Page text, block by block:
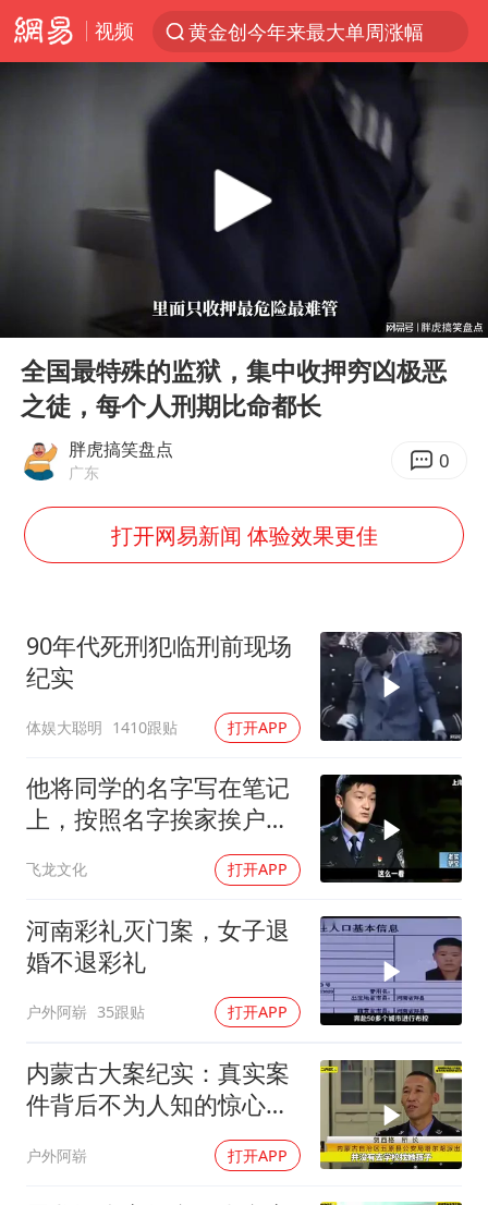
视频
黄金创今年来最大单周涨幅
解锁各地夏日限定体验
台风白海豚闭眼意味着什么
峰哥实名举报汪海林偷税漏税
浙江温州发布台风橙色预警信号
金饰克价一夜涨回1300元
名创优品一次性内裤 颜面尽失
白海豚将正面袭击贯穿浙江
牛津大学一纸声明甩不了锅
包文婧：二胎很难一碗水端平
女主硬加吻戏短剧已下架
浙江台州《告全体市民书》
《给阿嬷的情书》售后来了
人民的健康、体质、幸福一脉相承
Play
全国最特殊的监狱，集中收押穷凶极恶
之徒，每个人刑期比命都长
胖虎搞笑盘点
广东 0
打开网易新闻 体验效果更佳
90年代死刑犯临刑前现场
纪实
体娱大聪明 1410跟贴 打开APP
他将同学的名字写在笔记
上，按照名字挨家挨户去
飞龙文化 打开APP
河南彩礼灭门案，女子退
婚不退彩礼
户外阿崭 35跟贴 打开APP
内蒙古大案纪实：真实案
件背后不为人知的惊心真
户外阿崭 打开APP